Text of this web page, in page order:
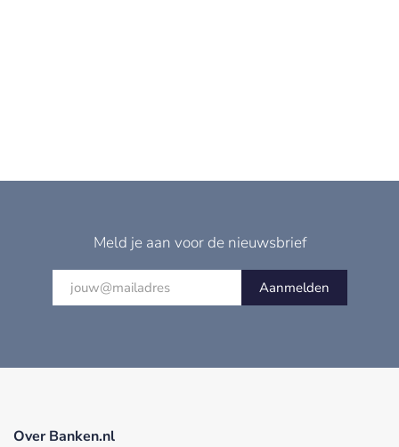
Meld je aan voor de nieuwsbrief
Aanmelden
Over Banken.nl